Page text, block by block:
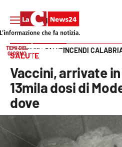
SEZIONI
Cronaca
Vai
TEMI DEL
GIORNO
INCENDI
HOME PAGE SALUTE
SALUTE
Vaccini, arrivate
13mila dosi di
dove